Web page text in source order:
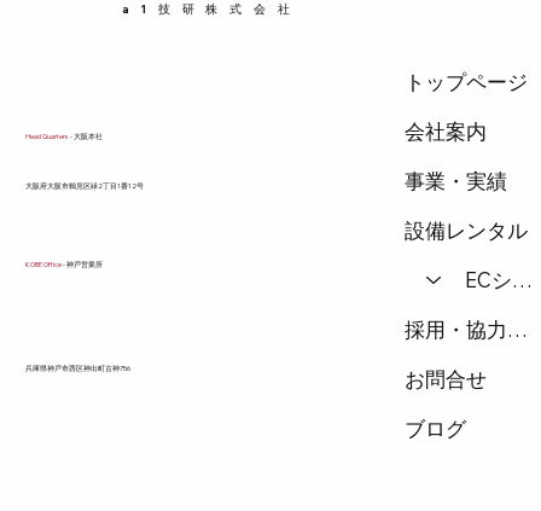
れる微生物の集合体です。石けんカス・油分・
a1技研株式会社
Head Quarters- 大阪本社
​大阪府大阪市鶴見区緑2丁目1番12号
KOBE Office- 神戸営業所
兵庫県神戸市西区神出町古神756
トップページ
会社案内
事業・実績
設備レンタル
ECショップ
採用・協力会社
お問合せ
ブログ